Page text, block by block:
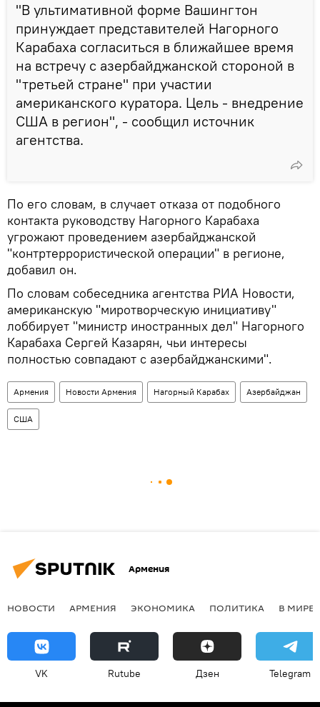
"В ультимативной форме Вашингтон
принуждает представителей Нагорного
Карабаха согласиться в ближайшее время
на встречу с азербайджанской стороной в
"третьей стране" при участии
американского куратора. Цель - внедрение
США в регион", - сообщил источник
агентства.
По его словам, в случает отказа от подобного
контакта руководству Нагорного Карабаха
угрожают проведением азербайджанской
"контртеррористической операции" в регионе,
добавил он.
По словам собеседника агентства РИА Новости,
американскую "миротворческую инициативу"
лоббирует "министр иностранных дел" Нагорного
Карабаха Сергей Казарян, чьи интересы
полностью совпадают с азербайджанскими".
Армения Новости Армения Нагорный Карабах Азербайджан
США
Армения
НОВОСТИ АРМЕНИЯ ЭКОНОМИКА ПОЛИТИКА В МИРЕ
VK Rutube Дзен Telegram